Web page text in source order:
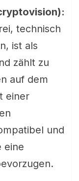
technisch
ist als
zählt zu
auf dem
einer
und
eine